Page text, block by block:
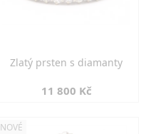
Zlatý prsten s diamanty
11 800 Kč
NOVÉ